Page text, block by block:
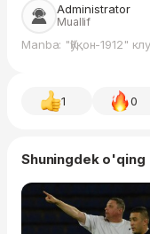
Administrator
Muallif
Manba: "Қўқон-1912"
1 0
Shuningdek o'qing